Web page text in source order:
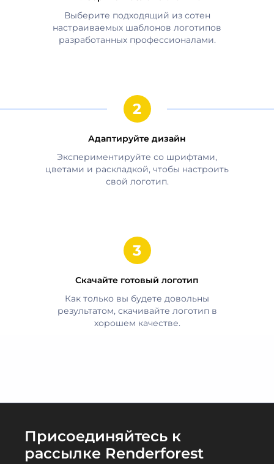
Выберите подходящий из сотен
настраиваемых шаблонов логотипов
разработанных профессионалами.
Адаптируйте дизайн
Экспериментируйте со шрифтами,
цветами и раскладкой, чтобы настроить
свой логотип.
Скачайте готовый логотип
Как только вы будете довольны
результатом, скачивайте логотип в
хорошем качестве.
Присоединяйтесь к
рассылке Renderforest